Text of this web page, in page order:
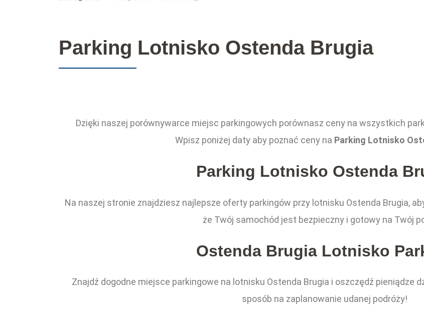
Parking Lotnisko Ostenda Brugia
Dzięki naszej porównywarce miejsc parkingowych porównasz ceny na wszystkich
Wpisz poniżej daty aby poznać ceny na Parking Lotnisko
Parking Lotnisko Ostenda
Na naszej stronie znajdziesz najlepsze oferty parkingów przy lotnisku Ostenda Brugia,
że Twój samochód jest bezpieczny i gotowy na Twój
Ostenda Brugia Lotnisko
Znajdź dogodne miejsce parkingowe na lotnisku Ostenda Brugia i oszczędź pieniądze
sposób na zaplanowanie udanej podróży!